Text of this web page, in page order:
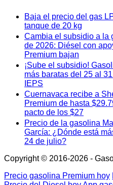
Baja el precio del gas
tanque de 20 kg
Cambia el subsidio a la
de 2026: Diésel con
Premium bajan
¡Sube el subsidio!
más baratas del 25 al
IEPS
Cuernavaca recibe a
Premium de hasta
pacto de los $27
Precio de la gasolina
García: ¿Dónde está
24 de julio?
Copyright © 2016-2026 -
Precio gasolina Premium hoy